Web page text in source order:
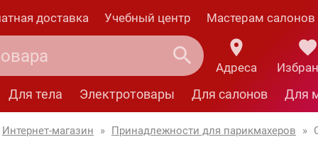
доставка Учебный центр Мастерам салонов
Адреса
Для тела Электротовары Для салонов Для
Интернет-магазин » Принадлежности для парикмахеров »